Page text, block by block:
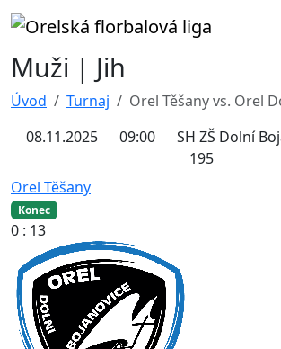
Muži | Jih
Úvod Turnaj
Orel Těšany vs. Orel
08.11.2025
09:00
SH ZŠ Dolní
195
Orel Těšany
Konec
0 : 13